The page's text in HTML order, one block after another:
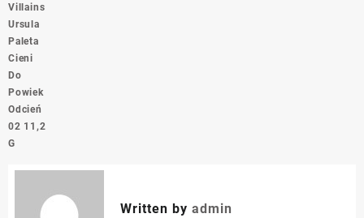
Villains
Ursula
Paleta
Cieni
Do
Powiek
Odcień
02 11,2
G
Written by admin